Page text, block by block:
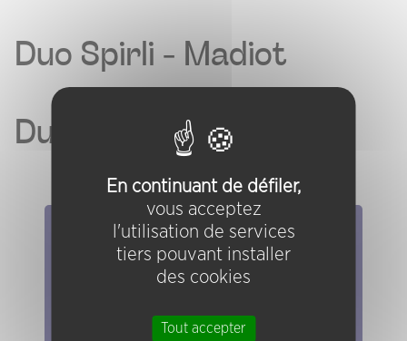
Duo Spirli - Madiot
Duo Sehnaoui - Battus
Elles/ils ont joué chez nous
Evénements
En continuant de défiler,
vous acceptez
l'utilisation de services
tiers pouvant installer
des cookies
Tout accepter